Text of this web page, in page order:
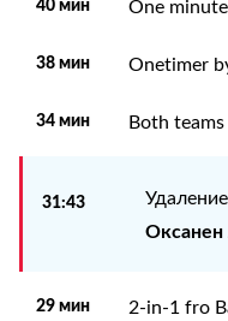
One
38 мин Onetimer
34 мин Both
31:43
Оксанен
29 мин
2-in-1 fro